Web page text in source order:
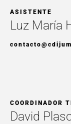
ASISTENTE
Luz María
COORDINADOR
David